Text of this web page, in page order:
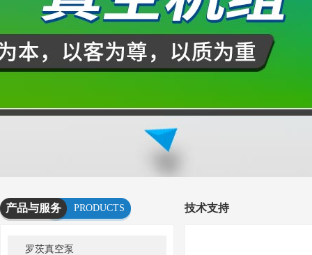
产品与服务
PRODUCTS
罗茨真空泵
技术支持